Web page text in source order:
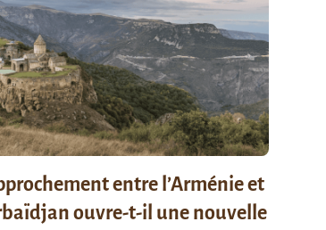
entre l’Arménie et
ouvre-t-il une nouvelle